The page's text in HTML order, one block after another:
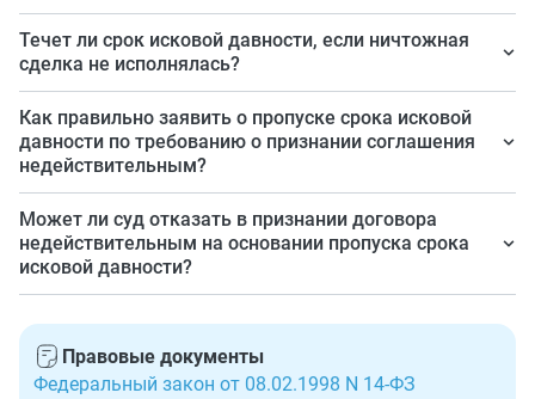
Да, суд не откажет в принятии иска о признании
соглашения недействительным на данном основании.
Более того, суд самостоятельно не применит
положения о пропуске срока исковой давности, о
пропуске должен заявить оппонент.
Течет ли срок исковой давности, если ничтожная
сделка не исполнялась?
Нет.
Как правильно заявить о пропуске срока исковой
давности по требованию о признании соглашения
недействительным?
Никаких специальных требований к подобному
заявлению нет. Допустимо указать это в отзыве на
иск либо оформить подобное заявление в качестве
отдельного документа.
Может ли суд отказать в признании договора
недействительным на основании пропуска срока
исковой давности?
Правовые документы
Федеральный закон от 08.02.1998 N 14-ФЗ